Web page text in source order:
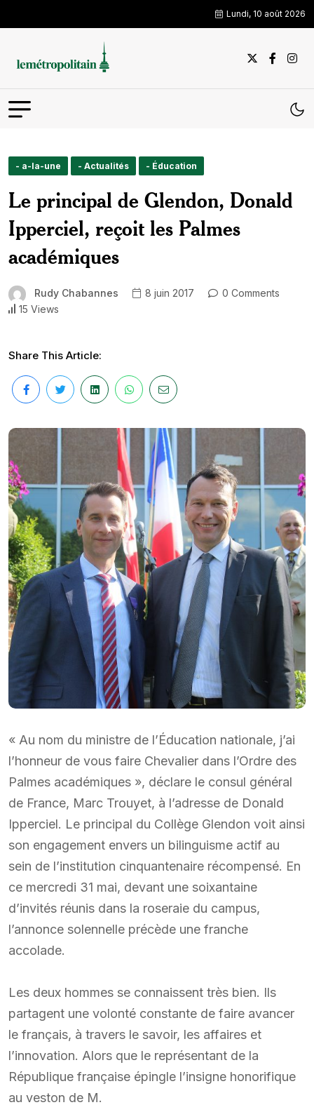
Lundi, 10 août 2026
- a-la-une - Actualités - Éducation
Le principal de Glendon, Donald
Ipperciel, reçoit les Palmes
académiques
Rudy Chabannes 8 juin 2017
0 Comments
15 Views
Share This Article:
« Au nom du ministre de l’Éducation nationale, j’ai
l’honneur de vous faire Chevalier dans l’Ordre des
Palmes académiques », déclare le consul général
de France, Marc Trouyet, à l’adresse de Donald
Ipperciel. Le principal du Collège Glendon voit ainsi
son engagement envers un bilinguisme actif au
sein de l’institution cinquantenaire récompensé. En
ce mercredi 31 mai, devant une soixantaine
d’invités réunis dans la roseraie du campus,
l’annonce solennelle précède une franche
accolade.
Les deux hommes se connaissent très bien. Ils
partagent une volonté constante de faire avancer
le français, à travers le savoir, les affaires et
l’innovation. Alors que le représentant de la
République française épingle l’insigne honorifique
au veston de M.